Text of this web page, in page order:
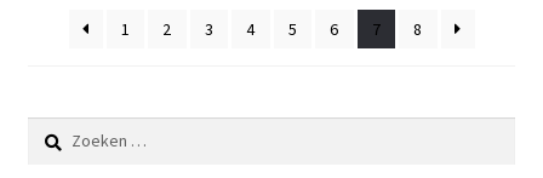
1 2 3 4 5 6 7 8
Zoeken
naar: